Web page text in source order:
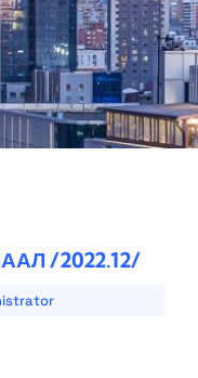
/2022.12/